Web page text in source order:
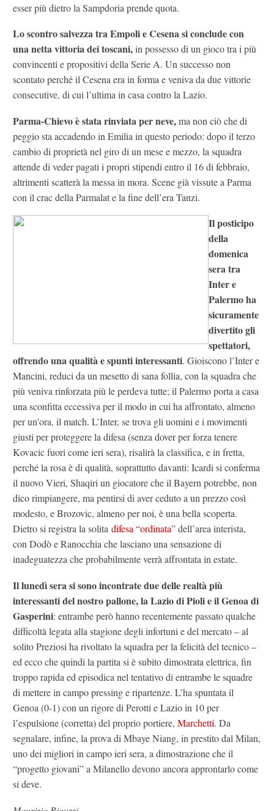
esser più dietro la Sampdoria prende quota.
Lo scontro salvezza tra Empoli e Cesena si conclude con
una netta vittoria dei toscani,in possesso di un gioco tra i più
convincenti e propositivi della Serie A. Un successo non
scontato perché il Cesena era in forma e veniva da due vittorie
consecutive, di cui l’ultima in casa contro la Lazio.
Parma-Chievo è stata rinviata per neve,ma non ciò che di
peggio sta accadendo in Emilia in questo periodo: dopo il terzo
cambio di proprietà nel giro di un mese e mezzo, la squadra
attende di veder pagati i propri stipendi entro il 16 di febbraio,
altrimenti scatterà la messa in mora. Scene già vissute a Parma
con il crac della Parmalat e la fine dell’era Tanzi.
Il posticipo
della
domenica
sera tra
Inter e
Palermo ha
sicuramente
divertito gli
spettatori,
offrendo una qualità e spunti interessanti. Gioiscono l’Inter e
Mancini, reduci da un mesetto di sana follia, con la squadra che
più veniva rinforzata più le perdeva tutte; il Palermo porta a casa
una sconfitta eccessiva per il modo in cui ha affrontato, almeno
per un’ora, il match. L’Inter, se trova gli uomini e i movimenti
giusti per proteggere la difesa (senza dover per forza tenere
Kovacic fuori come ieri sera), risalirà la classifica, e in fretta,
perché la rosa è di qualità, soprattutto davanti: Icardi si conferma
il nuovo Vieri, Shaqiri un giocatore che il Bayern potrebbe, non
dico rimpiangere, ma pentirsi di aver ceduto a un prezzo così
modesto, e Brozovic, almeno per noi, è una bella scoperta.
Dietro si registra la solita difesa “ordinata” dell’area interista,
con Dodò e Ranocchia che lasciano una sensazione di
inadeguatezza che probabilmente verrà affrontata in estate.
Il lunedì sera si sono incontrate due delle realtà più
interessanti del nostro pallone, la Lazio di Pioli e il Genoa di
Gasperini: entrambe però hanno recentemente passato qualche
difficoltà legata alla stagione degli infortuni e del mercato – al
solito Preziosi ha rivoltato la squadra per la felicità del tecnico –
ed ecco che quindi la partita si è subito dimostrata elettrica, fin
troppo rapida ed episodica nel tentativo di entrambe le squadre
di mettere in campo pressing e ripartenze. L’ha spuntata il
Genoa (0-1) con un rigore di Perotti e Lazio in 10 per
l’espulsione (corretta) del proprio portiere, Marchetti. Da
segnalare, infine, la prova di Mbaye Niang, in prestito dal Milan,
uno dei migliori in campo ieri sera, a dimostrazione che il
“progetto giovani” a Milanello devono ancora approntarlo come
si deve.